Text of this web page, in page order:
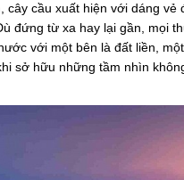
cầu xuất hiện với dáng vẻ
đứng từ xa hay lại gần, mọi
với một bên là đất liền,
sở hữu những tầm nhìn